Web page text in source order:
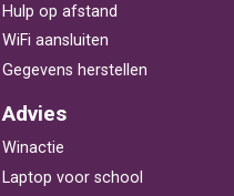
Hulp op afstand
WiFi aansluiten
Gegevens herstellen
Advies
Winactie
Laptop voor school